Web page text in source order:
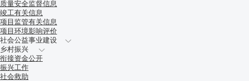
质量安全监督信息
竣工有关信息
项目监管有关信息
项目环境影响评价
社会公益事业建设
乡村振兴
衔接资金公开
振兴工作
社会救助